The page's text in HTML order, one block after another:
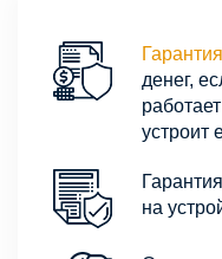
Гарантия
денег,
устроит
Гарантия
на